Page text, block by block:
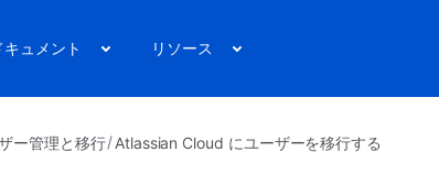
ュメント リソース
ー管理と移行 Atlassian Cloud にユーザーを移行する